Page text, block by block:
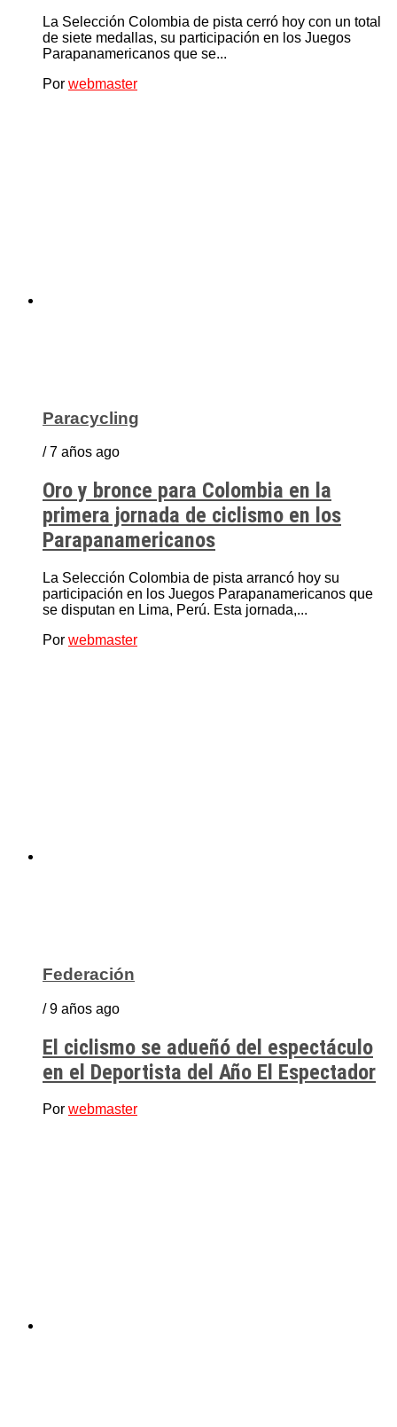
La Selección Colombia de pista cerró hoy con un total
de siete medallas, su participación en los Juegos
Parapanamericanos que se...
Por webmaster
Paracycling
/ 7 años ago
Oro y bronce para Colombia en la
primera jornada de ciclismo en los
Parapanamericanos
La Selección Colombia de pista arrancó hoy su
participación en los Juegos Parapanamericanos que
se disputan en Lima, Perú. Esta jornada,...
Por webmaster
Federación
/ 9 años ago
El ciclismo se adueñó del espectáculo
en el Deportista del Año El Espectador
Por webmaster